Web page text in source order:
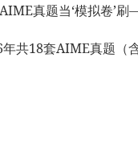
真题当‘模拟卷’
共18套AIME真题（